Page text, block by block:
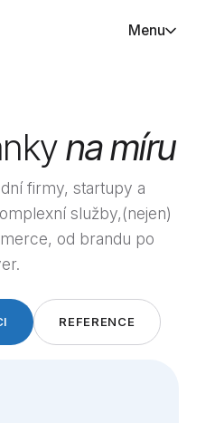
Menu
na míru
firmy, startupy a
služby,(nejen)
od brandu po
REFERENCE